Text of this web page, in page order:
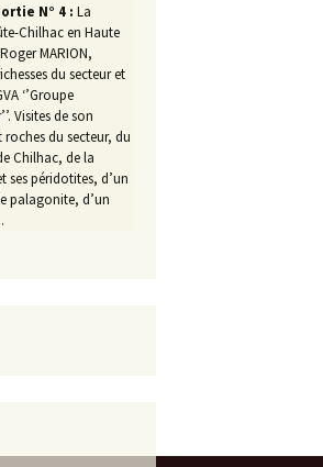
N° 4 : La
Chilhac en Haute
MARION,
du secteur et
‘’Groupe
Visites de son
du secteur, du
Chilhac, de la
ses péridotites, d’un
palagonite, d’un